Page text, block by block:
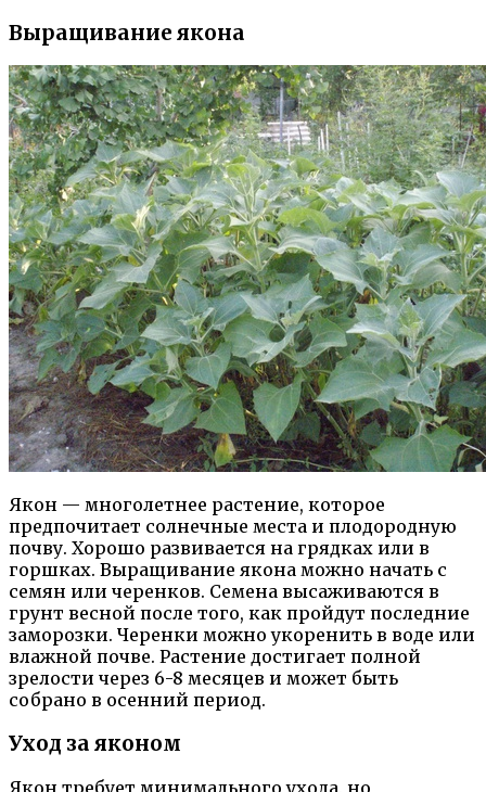
Выращивание якона
Якон — многолетнее растение, которое
предпочитает солнечные места и плодородную
почву. Хорошо развивается на грядках или в
горшках. Выращивание якона можно начать с
семян или черенков. Семена высаживаются в
грунт весной после того, как пройдут последние
заморозки. Черенки можно укоренить в воде или
влажной почве. Растение достигает полной
зрелости через 6-8 месяцев и может быть
собрано в осенний период.
Уход за яконом
Якон требует минимального ухода, но